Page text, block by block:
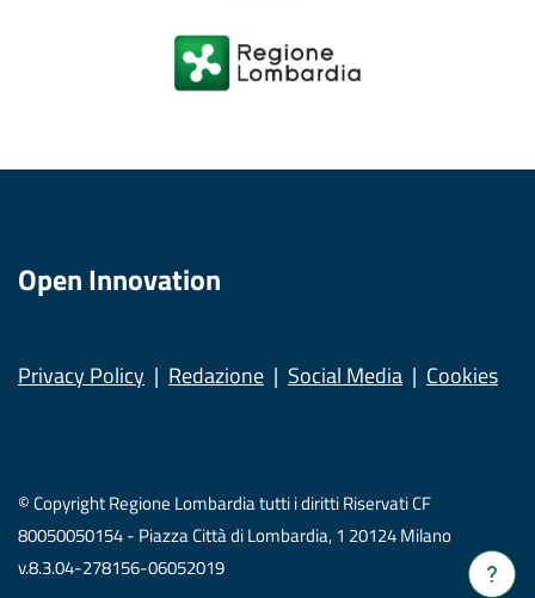
Verrà
Open Innovation
Privacy Policy Redazione Social Media Cookies
© Copyright Regione Lombardia tutti i diritti Riservati CF
80050050154 - Piazza Città di Lombardia, 1 20124 Milano
v.8.3.04-278156-06052019